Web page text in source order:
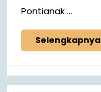
Pontianak ...
Selengkapnya